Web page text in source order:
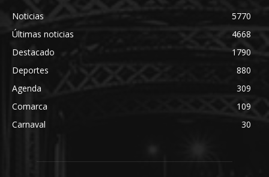
Noticias
5770
Últimas noticias
4668
Destacado
1790
Deportes
880
Agenda
309
Comarca
109
Carnaval
30